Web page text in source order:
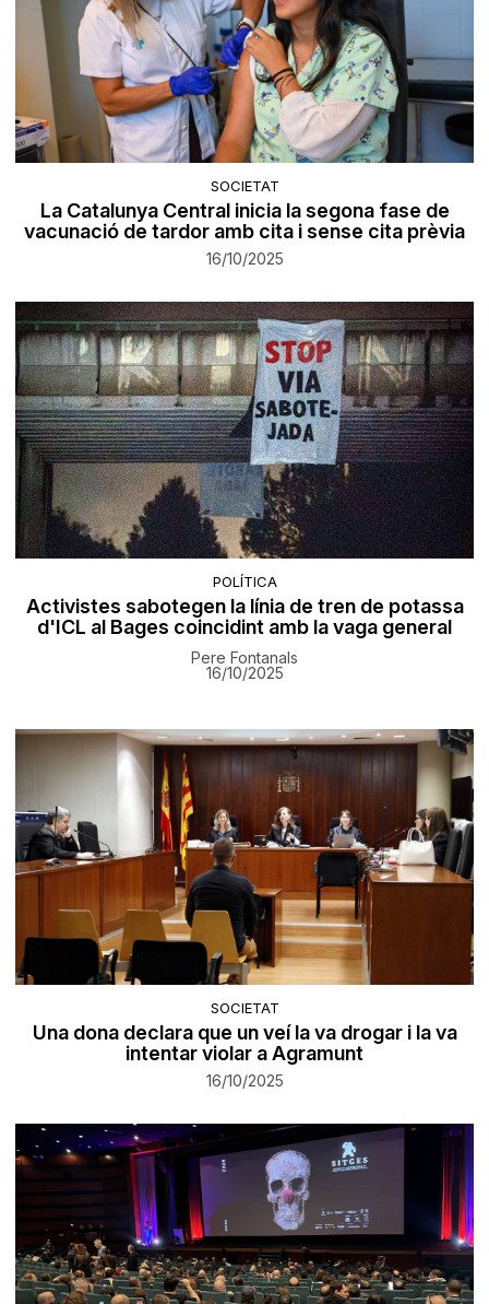
SOCIETAT
La Catalunya Central inicia la segona fase de
vacunació de tardor amb cita i sense cita prèvia
16/10/2025
POLÍTICA
Activistes sabotegen la línia de tren de potassa
d'ICL al Bages coincidint amb la vaga general
Pere Fontanals
16/10/2025
SOCIETAT
Una dona declara que un veí la va drogar i la va
intentar violar a Agramunt
16/10/2025